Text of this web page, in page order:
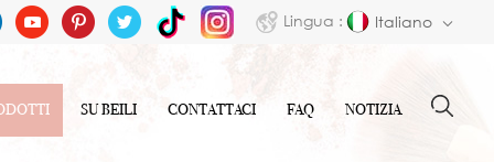
Lingua : Italiano
SU BEILI CONTATTACI FAQ NOTIZIA